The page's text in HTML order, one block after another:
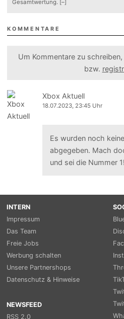
Gesamtwertung. [–]
KOMMENTARE
Um Kommentare zu
bzw.
Xbox Aktuell
18.07.2023, 23:45 Uhr
Es wurden noch
abgegeben. Mach
und sei die Nummer 1!
INTERN
Impressum
Das Team
Freie Jobs
Werbung schalten
Unsere Partnershops
Datenschutz & Hinweise
NEWSFEED
RSS 2.0